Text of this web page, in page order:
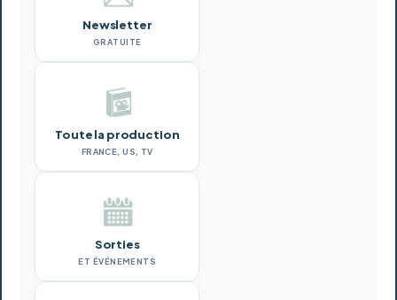
Newsletter
GRATUITE
Toute la production
FRANCE, US, TV
Sorties
ET ÉVÉNEMENTS